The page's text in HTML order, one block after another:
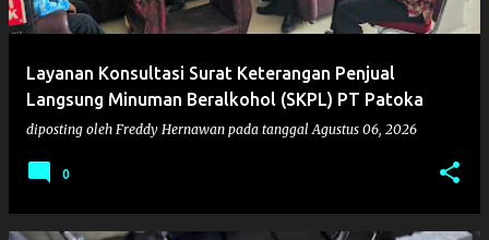
n
Layanan Konsultasi Surat Keterangan Penjual
Langsung Minuman Beralkohol (SKPL) PT Patoka
diposting oleh Freddy Hernawan pada tanggalAgustus 06, 2026
0